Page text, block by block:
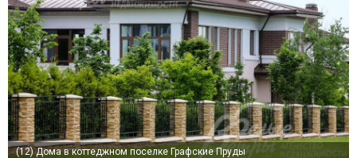
(12)Дома в коттеджном поселке Графские Пруды